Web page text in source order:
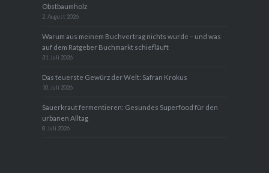
Obstbaumholz
2. August 2026
Warum aus meinem Buchvertrag nichts wurde – und was
auf dem Ratgeber Buchmarkt schiefläuft
31. Juli 2026
Das teuerste Gewürz der Welt: Safran Krokus
10. Juli 2026
Sauerkraut fermentieren: Gesundes Superfood für den
urbanen Alltag
8. Juli 2026